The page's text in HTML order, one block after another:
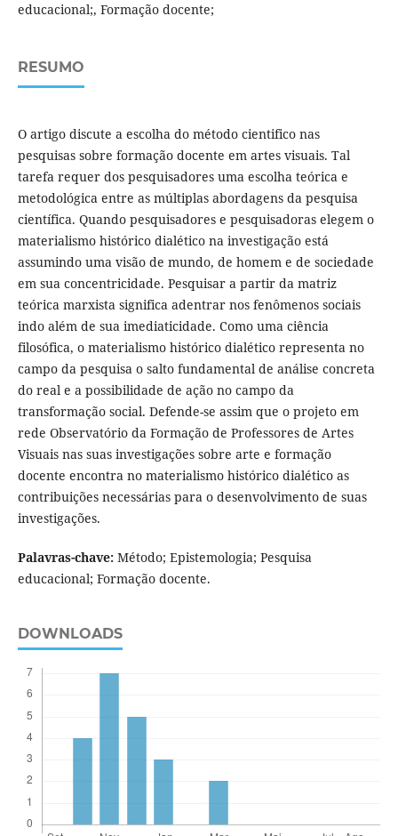
educacional;, Formação docente;
RESUMO
O artigo discute a escolha do método cientifico nas
pesquisas sobre formação docente em artes visuais. Tal
tarefa requer dos pesquisadores uma escolha teórica e
metodológica entre as múltiplas abordagens da pesquisa
científica. Quando pesquisadores e pesquisadoras elegem o
materialismo histórico dialético na investigação está
assumindo uma visão de mundo, de homem e de sociedade
em sua concentricidade. Pesquisar a partir da matriz
teórica marxista significa adentrar nos fenômenos sociais
indo além de sua imediaticidade. Como uma ciência
filosófica, o materialismo histórico dialético representa no
campo da pesquisa o salto fundamental de análise concreta
do real e a possibilidade de ação no campo da
transformação social. Defende-se assim que o projeto em
rede Observatório da Formação de Professores de Artes
Visuais nas suas investigações sobre arte e formação
docente encontra no materialismo histórico dialético as
contribuições necessárias para o desenvolvimento de suas
investigações.
Palavras-chave:Método; Epistemologia; Pesquisa
educacional; Formação docente.
DOWNLOADS